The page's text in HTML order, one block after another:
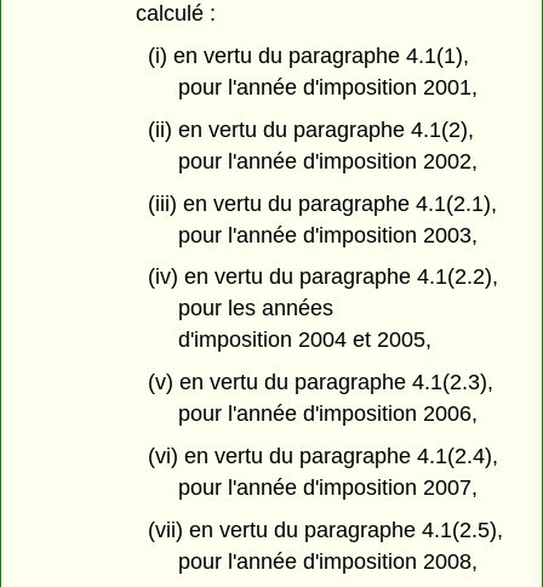
calculé :
(i) en vertu du paragraphe 4.1(1),
pour l'année d'imposition 2001,
(ii) en vertu du paragraphe 4.1(2),
pour l'année d'imposition 2002,
(iii) en vertu du paragraphe 4.1(2.1),
pour l'année d'imposition 2003,
(iv) en vertu du paragraphe 4.1(2.2),
pour les années
d'imposition 2004 et 2005,
(v) en vertu du paragraphe 4.1(2.3),
pour l'année d'imposition 2006,
(vi) en vertu du paragraphe 4.1(2.4),
pour l'année d'imposition 2007,
(vii) en vertu du paragraphe 4.1(2.5),
pour l'année d'imposition 2008,